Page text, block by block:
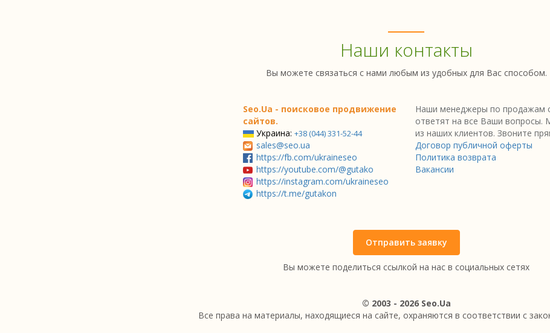
Наши контакты
Вы можете связаться с нами любым из удобных для Вас способом.
Seo.Ua - поисковое продвижение
сайтов.
Украина: +38 (044) 331-52-44
sales@seo.ua
https://fb.com/ukraineseo
https://youtube.com/@gutako
https://instagram.com/ukraineseo
https://t.me/gutakon
Наши менеджеры по продажам
ответят на все Ваши вопросы.
из наших клиентов. Звоните
Договор публичной оферты
Политика возврата
Вакансии
Отправить заявку
Вы можете поделиться ссылкой на нас в социальных сетях
© 2003 - 2026 Seo.Ua
Все права на материалы, находящиеся на сайте, охраняются в соответствии с